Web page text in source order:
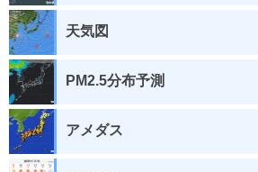
天気図
PM2.5分布予測
アメダス